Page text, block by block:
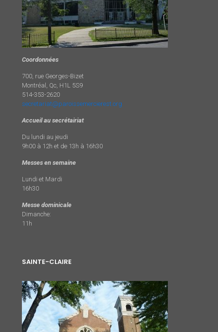
Coordonnées
700, rue Georges-Bizet
Montréal, Qc, H1L 5S9
514-353-2620
secretariat@paroissemercierest.org
Accueil au secrétairiat
Du lundi au jeudi
9h00 à 12h et de 13h à 16h30
Messes en semaine
Lundi et Mardi
16h30
Messe dominicale
Dimanche:
11h
SAINTE-CLAIRE